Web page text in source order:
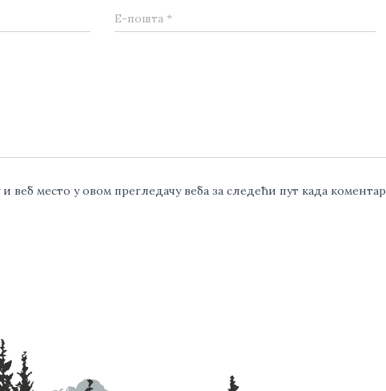
Е-пошта *
и веб место у овом прегледачу веба за следећи пут када